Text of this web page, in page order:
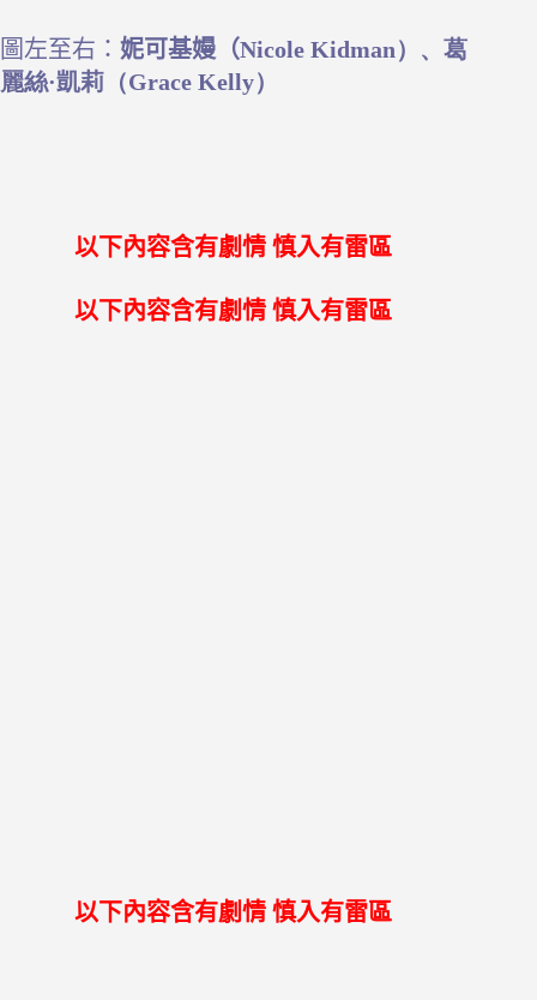
圖左至右： 妮可基嫚（Nicole Kidman）、葛
麗絲·凱莉（Grace Kelly）
以下內容含有劇情 慎入有雷區
以下內容含有劇情 慎入有雷區
以下內容含有劇情 慎入有雷區